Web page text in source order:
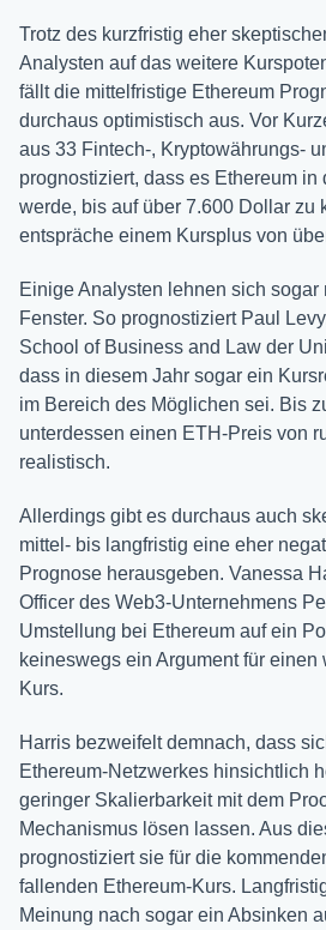
Trotz des kurzfristig eher
Analysten auf das weitere
fällt die mittelfristige Ethereum
durchaus optimistisch aus. Vor
aus 33 Fintech-, Kryptowährungs-
prognostiziert, dass es Ethereum
werde, bis auf über 7.600 Dollar zu
entspräche einem Kursplus von
Einige Analysten lehnen sich sogar
Fenster. So prognostiziert Paul
School of Business and Law der
dass in diesem Jahr sogar ein
im Bereich des Möglichen sei. Bis
unterdessen einen ETH-Preis von
realistisch.
Allerdings gibt es durchaus auch
mittel- bis langfristig eine eher
Prognose herausgeben. Vanessa
Officer des Web3-Unternehmens
Umstellung bei Ethereum auf ein
keineswegs ein Argument für einen
Kurs.
Harris bezweifelt demnach, dass
Ethereum-Netzwerkes hinsichtlich
geringer Skalierbarkeit mit dem
Mechanismus lösen lassen. Aus
prognostiziert sie für die
fallenden Ethereum-Kurs.
Meinung nach sogar ein Absinken